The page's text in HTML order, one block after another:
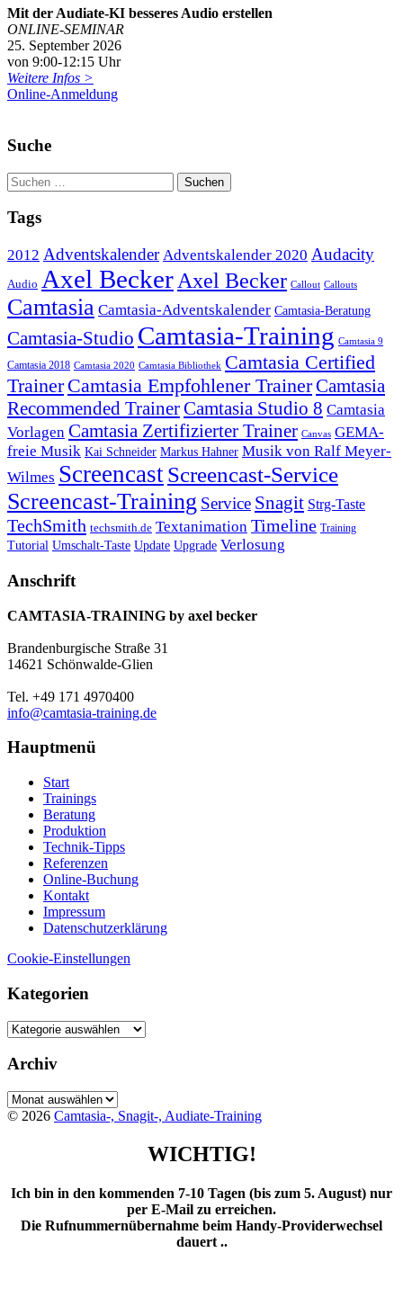
Mit der Audiate-KI besseres Audio erstellen
ONLINE-SEMINAR
25. September 2026
von 9:00-12:15 Uhr
Weitere Infos >
Online-Anmeldung
Suche
Tags
2012 Adventskalender Adventskalender 2020 Audacity
Audio Axel Becker Axel Becker Callout Callouts
Camtasia Camtasia-Adventskalender Camtasia-Beratung
Camtasia-Studio Camtasia-Training Camtasia 9
Camtasia 2018 Camtasia 2020 Camtasia Bibliothek Camtasia Certified
Trainer Camtasia Empfohlener TrainerCamtasia
Recommended TrainerCamtasia Studio 8 Camtasia
Vorlagen Camtasia Zertifizierter Trainer Canvas GEMA-
freie Musik Kai Schneider Markus Hahner Musik von Ralf Meyer-
Wilmes ScreencastScreencast-Service
Screencast-Training Service Snagit Strg-Taste
TechSmith techsmith.de Textanimation Timeline Training
Tutorial Umschalt-Taste Update Upgrade Verlosung
Anschrift
CAMTASIA-TRAINING by axel becker
Brandenburgische Straße 31
14621 Schönwalde-Glien
Tel. +49 171 4970400
info@camtasia-training.de
Hauptmenü
Start
Trainings
Beratung
Produktion
Technik-Tipps
Referenzen
Online-Buchung
Kontakt
Impressum
Datenschutzerklärung
Cookie-Einstellungen
Kategorien
Kategorien
Archiv
Archiv
© 2026 Camtasia-, Snagit-, Audiate-Training
WICHTIG!
Ich bin in den kommenden 7-10 Tagen (bis zum 5. August) nur
per E-Mail zu erreichen.
Die Rufnummernübernahme beim Handy-Providerwechsel
dauert ..